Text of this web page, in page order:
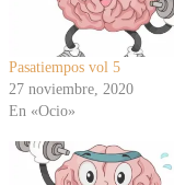
Pasatiempos vol 5
27 noviembre, 2020
En «Ocio»